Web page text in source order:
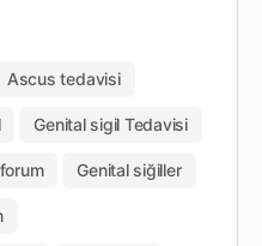
Ascus tedavisi
Genital sigil Tedavisi
Genital siğiller